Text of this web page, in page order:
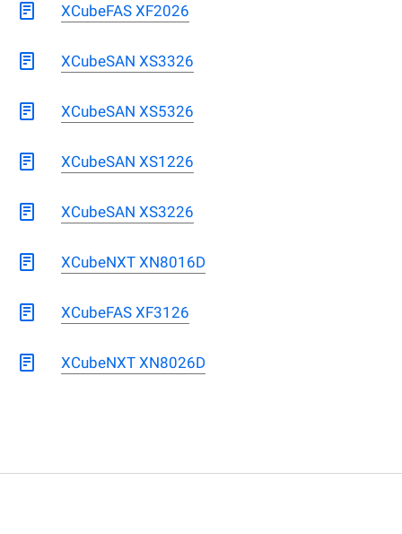
XCubeFAS XF2026
XCubeSAN XS3326
XCubeSAN XS5326
XCubeSAN XS1226
XCubeSAN XS3226
XCubeNXT XN8016D
XCubeFAS XF3126
XCubeNXT XN8026D